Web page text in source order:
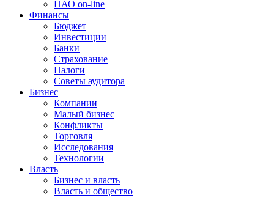
НАО on-line
Финансы
Бюджет
Инвестиции
Банки
Страхование
Налоги
Советы аудитора
Бизнес
Компании
Малый бизнес
Конфликты
Торговля
Исследования
Технологии
Власть
Бизнес и власть
Власть и общество